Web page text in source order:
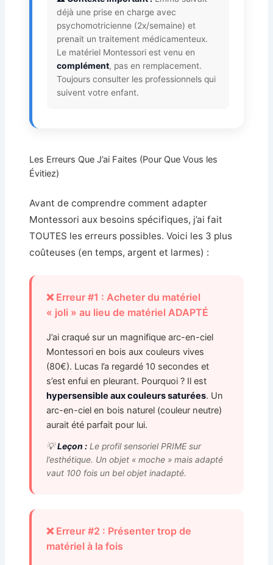
déjà une prise en charge avec
psychomotricienne (2x/semaine) et
prenait un traitement médicamenteux.
Le matériel Montessori est venu en
complément, pas en remplacement.
Toujours consulter les professionnels qui
suivent votre enfant.
Les Erreurs Que J’ai Faites (Pour Que Vous les
Évitiez)
Avant de comprendre comment adapter
Montessori aux besoins spécifiques, j’ai fait
TOUTES les erreurs possibles. Voici les 3 plus
coûteuses (en temps, argent et larmes) :
❌ Erreur #1 : Acheter du matériel
« joli » au lieu de matériel ADAPTÉ
J’ai craqué sur un magnifique arc-en-ciel
Montessori en bois aux couleurs vives
(80€). Lucas l’a regardé 10 secondes et
s’est enfui en pleurant. Pourquoi ? Il est
hypersensible aux couleurs saturées. Un
arc-en-ciel en bois naturel (couleur neutre)
aurait été parfait pour lui.
💡Leçon :Le profil sensoriel PRIME sur
l’esthétique. Un objet « moche » mais adapté
vaut 100 fois un bel objet inadapté.
❌ Erreur #2 : Présenter trop de
matériel à la fois